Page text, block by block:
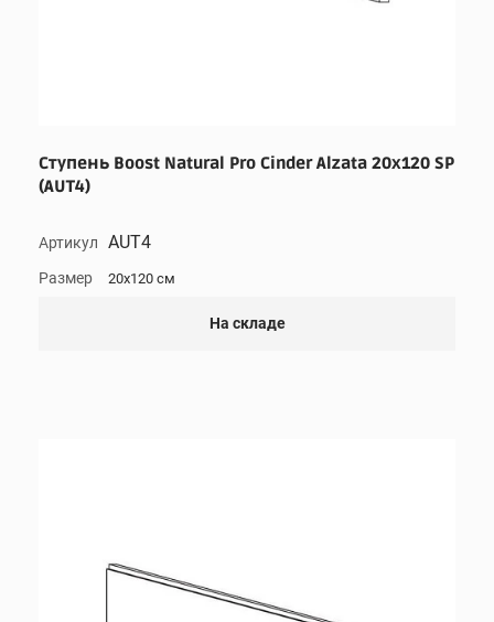
Ступень Boost Natural Pro Cinder Alzata 20x120 SP
(AUT4)
Артикул AUT4
Размер 20x120 см
На складе